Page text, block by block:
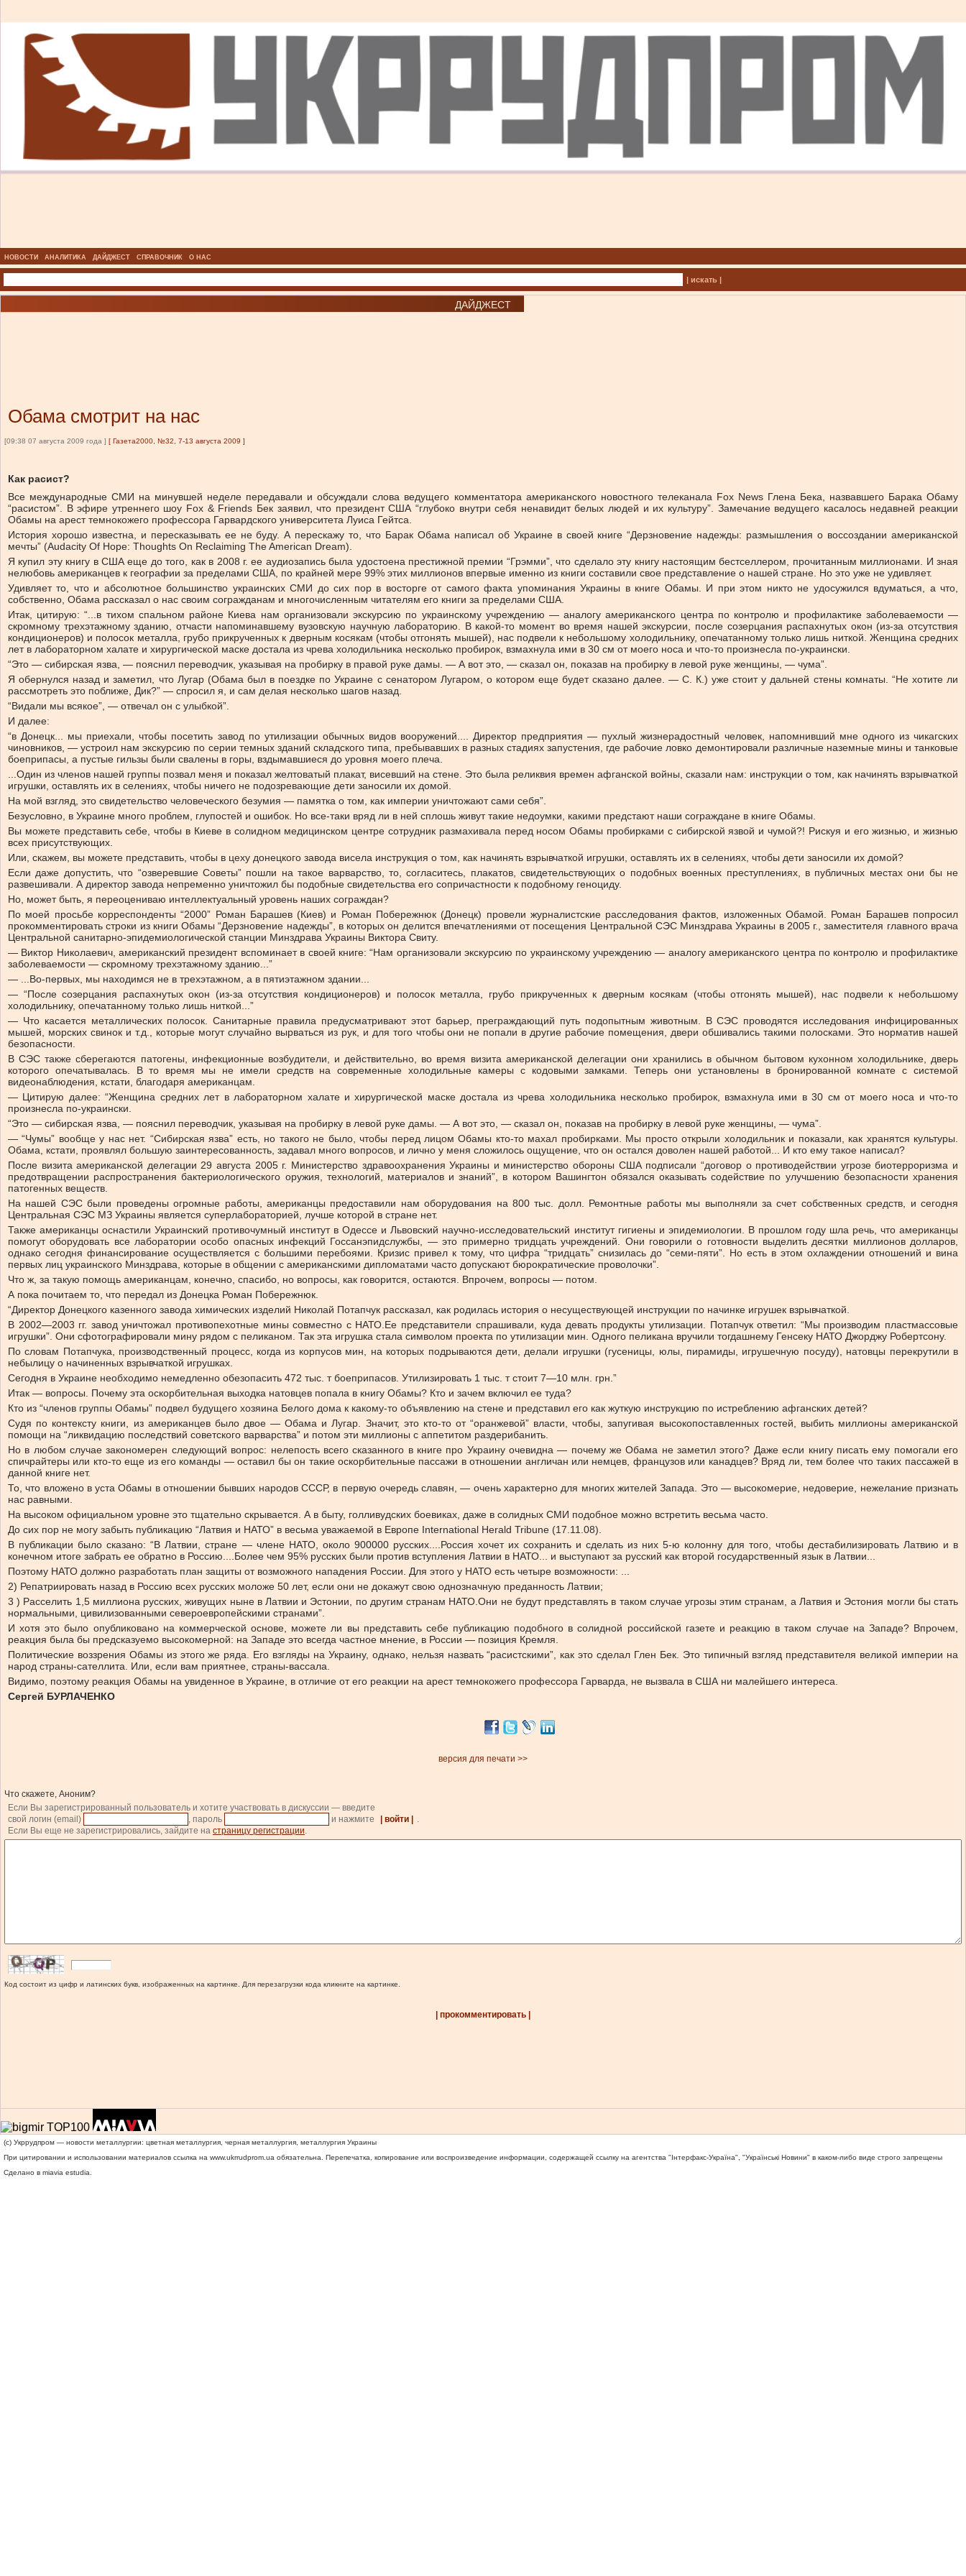
НОВОСТИ АНАЛИТИКА ДАЙДЖЕСТ СПРАВОЧНИК О НАС
| искать |
ДАЙДЖЕСТ
Обама смотрит на нас
[09:38 07 августа 2009 года ] [ Газета2000, №32, 7-13 августа 2009 ]
Как расист?
Все международные СМИ на минувшей неделе передавали и обсуждали слова ведущего комментатора американского новостного телеканала Fox News Глена Бека, назвавшего Барака Обаму
“расистом”. В эфире утреннего шоу Fox & Friends Бек заявил, что президент США “глубоко внутри себя ненавидит белых людей и их культуру”. Замечание ведущего касалось недавней реакции
Обамы на арест темнокожего профессора Гарвардского университета Луиса Гейтса.
История хорошо известна, и пересказывать ее не буду. А перескажу то, что Барак Обама написал об Украине в своей книге “Дерзновение надежды: размышления о воссоздании американской
мечты” (Audacity Of Hope: Thoughts On Reclaiming The American Dream).
Я купил эту книгу в США еще до того, как в 2008 г. ее аудиозапись была удостоена престижной премии “Грэмми”, что сделало эту книгу настоящим бестселлером, прочитанным миллионами. И зная
нелюбовь американцев к географии за пределами США, по крайней мере 99% этих миллионов впервые именно из книги составили свое представление о нашей стране. Но это уже не удивляет.
Удивляет то, что и абсолютное большинство украинских СМИ до сих пор в восторге от самого факта упоминания Украины в книге Обамы. И при этом никто не удосужился вдуматься, а что,
собственно, Обама рассказал о нас своим согражданам и многочисленным читателям его книги за пределами США.
Итак, цитирую: “...в тихом спальном районе Киева нам организовали экскурсию по украинскому учреждению — аналогу американского центра по контролю и профилактике заболеваемости —
скромному трехэтажному зданию, отчасти напоминавшему вузовскую научную лабораторию. В какой-то момент во время нашей экскурсии, после созерцания распахнутых окон (из-за отсутствия
кондиционеров) и полосок металла, грубо прикрученных к дверным косякам (чтобы отгонять мышей), нас подвели к небольшому холодильнику, опечатанному только лишь ниткой. Женщина средних
лет в лабораторном халате и хирургической маске достала из чрева холодильника несколько пробирок, взмахнула ими в 30 см от моего носа и что-то произнесла по-украински.
“Это — сибирская язва, — пояснил переводчик, указывая на пробирку в правой руке дамы. — А вот это, — сказал он, показав на пробирку в левой руке женщины, — чума”.
Я обернулся назад и заметил, что Лугар (Обама был в поездке по Украине с сенатором Лугаром, о котором еще будет сказано далее. — С. К.) уже стоит у дальней стены комнаты. “Не хотите ли
рассмотреть это поближе, Дик?” — спросил я, и сам делая несколько шагов назад.
“Видали мы всякое”, — отвечал он с улыбкой”.
И далее:
“в Донецк... мы приехали, чтобы посетить завод по утилизации обычных видов вооружений.... Директор предприятия — пухлый жизнерадостный человек, напомнивший мне одного из чикагских
чиновников, — устроил нам экскурсию по серии темных зданий складского типа, пребывавших в разных стадиях запустения, где рабочие ловко демонтировали различные наземные мины и танковые
боеприпасы, а пустые гильзы были свалены в горы, вздымавшиеся до уровня моего плеча.
...Один из членов нашей группы позвал меня и показал желтоватый плакат, висевший на стене. Это была реликвия времен афганской войны, сказали нам: инструкции о том, как начинять взрывчаткой
игрушки, оставлять их в селениях, чтобы ничего не подозревающие дети заносили их домой.
На мой взгляд, это свидетельство человеческого безумия — памятка о том, как империи уничтожают сами себя”.
Безусловно, в Украине много проблем, глупостей и ошибок. Но все-таки вряд ли в ней сплошь живут такие недоумки, какими предстают наши сограждане в книге Обамы.
Вы можете представить себе, чтобы в Киеве в солидном медицинском центре сотрудник размахивала перед носом Обамы пробирками с сибирской язвой и чумой?! Рискуя и его жизнью, и жизнью
всех присутствующих.
Или, скажем, вы можете представить, чтобы в цеху донецкого завода висела инструкция о том, как начинять взрывчаткой игрушки, оставлять их в селениях, чтобы дети заносили их домой?
Если даже допустить, что “озверевшие Советы” пошли на такое варварство, то, согласитесь, плакатов, свидетельствующих о подобных военных преступлениях, в публичных местах они бы не
развешивали. А директор завода непременно уничтожил бы подобные свидетельства его сопричастности к подобному геноциду.
Но, может быть, я переоцениваю интеллектуальный уровень наших сограждан?
По моей просьбе корреспонденты “2000” Роман Барашев (Киев) и Роман Побережнюк (Донецк) провели журналистские расследования фактов, изложенных Обамой. Роман Барашев попросил
прокомментировать строки из книги Обамы “Дерзновение надежды”, в которых он делится впечатлениями от посещения Центральной СЭС Минздрава Украины в 2005 г., заместителя главного врача
Центральной санитарно-эпидемиологической станции Минздрава Украины Виктора Свиту.
— Виктор Николаевич, американский президент вспоминает в своей книге: “Нам организовали экскурсию по украинскому учреждению — аналогу американского центра по контролю и профилактике
заболеваемости — скромному трехэтажному зданию...”
— ...Во-первых, мы находимся не в трехэтажном, а в пятиэтажном здании...
— “После созерцания распахнутых окон (из-за отсутствия кондиционеров) и полосок металла, грубо прикрученных к дверным косякам (чтобы отгонять мышей), нас подвели к небольшому
холодильнику, опечатанному только лишь ниткой...”
— Что касается металлических полосок. Санитарные правила предусматривают этот барьер, преграждающий путь подопытным животным. В СЭС проводятся исследования инфицированных
мышей, морских свинок и т.д., которые могут случайно вырваться из рук, и для того чтобы они не попали в другие рабочие помещения, двери обшивались такими полосками. Это норматив нашей
безопасности.
В СЭС также сберегаются патогены, инфекционные возбудители, и действительно, во время визита американской делегации они хранились в обычном бытовом кухонном холодильнике, дверь
которого опечатывалась. В то время мы не имели средств на современные холодильные камеры с кодовыми замками. Теперь они установлены в бронированной комнате с системой
видеонаблюдения, кстати, благодаря американцам.
— Цитирую далее: “Женщина средних лет в лабораторном халате и хирургической маске достала из чрева холодильника несколько пробирок, взмахнула ими в 30 см от моего носа и что-то
произнесла по-украински.
“Это — сибирская язва, — пояснил переводчик, указывая на пробирку в левой руке дамы. — А вот это, — сказал он, показав на пробирку в левой руке женщины, — чума”.
— “Чумы” вообще у нас нет. “Сибирская язва” есть, но такого не было, чтобы перед лицом Обамы кто-то махал пробирками. Мы просто открыли холодильник и показали, как хранятся культуры.
Обама, кстати, проявлял большую заинтересованность, задавал много вопросов, и лично у меня сложилось ощущение, что он остался доволен нашей работой... И кто ему такое написал?
После визита американской делегации 29 августа 2005 г. Министерство здравоохранения Украины и министерство обороны США подписали “договор о противодействии угрозе биотерроризма и
предотвращении распространения бактериологического оружия, технологий, материалов и знаний”, в котором Вашингтон обязался оказывать содействие по улучшению безопасности хранения
патогенных веществ.
На нашей СЭС были проведены огромные работы, американцы предоставили нам оборудования на 800 тыс. долл. Ремонтные работы мы выполняли за счет собственных средств, и сегодня
Центральная СЭС МЗ Украины является суперлабораторией, лучше которой в стране нет.
Также американцы оснастили Украинский противочумный институт в Одессе и Львовский научно-исследовательский институт гигиены и эпидемиологии. В прошлом году шла речь, что американцы
помогут оборудовать все лаборатории особо опасных инфекций Госсанэпидслужбы, — это примерно тридцать учреждений. Они говорили о готовности выделить десятки миллионов долларов,
однако сегодня финансирование осуществляется с большими перебоями. Кризис привел к тому, что цифра “тридцать” снизилась до “семи-пяти”. Но есть в этом охлаждении отношений и вина
первых лиц украинского Минздрава, которые в общении с американскими дипломатами часто допускают бюрократические проволочки”.
Что ж, за такую помощь американцам, конечно, спасибо, но вопросы, как говорится, остаются. Впрочем, вопросы — потом.
А пока почитаем то, что передал из Донецка Роман Побережнюк.
“Директор Донецкого казенного завода химических изделий Николай Потапчук рассказал, как родилась история о несуществующей инструкции по начинке игрушек взрывчаткой.
В 2002—2003 гг. завод уничтожал противопехотные мины совместно с НАТО.Ее представители спрашивали, куда девать продукты утилизации. Потапчук ответил: “Мы производим пластмассовые
игрушки”. Они сфотографировали мину рядом с пеликаном. Так эта игрушка стала символом проекта по утилизации мин. Одного пеликана вручили тогдашнему Генсеку НАТО Джорджу Робертсону.
По словам Потапчука, производственный процесс, когда из корпусов мин, на которых подрываются дети, делали игрушки (гусеницы, юлы, пирамиды, игрушечную посуду), натовцы перекрутили в
небылицу о начиненных взрывчаткой игрушках.
Сегодня в Украине необходимо немедленно обезопасить 472 тыс. т боеприпасов. Утилизировать 1 тыс. т стоит 7—10 млн. грн.”
Итак — вопросы. Почему эта оскорбительная выходка натовцев попала в книгу Обамы? Кто и зачем включил ее туда?
Кто из “членов группы Обамы” подвел будущего хозяина Белого дома к какому-то объявлению на стене и представил его как жуткую инструкцию по истреблению афганских детей?
Судя по контексту книги, из американцев было двое — Обама и Лугар. Значит, это кто-то от “оранжевой” власти, чтобы, запугивая высокопоставленных гостей, выбить миллионы американской
помощи на “ликвидацию последствий советского варварства” и потом эти миллионы с аппетитом раздерибанить.
Но в любом случае закономерен следующий вопрос: нелепость всего сказанного в книге про Украину очевидна — почему же Обама не заметил этого? Даже если книгу писать ему помогали его
спичрайтеры или кто-то еще из его команды — оставил бы он такие оскорбительные пассажи в отношении англичан или немцев, французов или канадцев? Вряд ли, тем более что таких пассажей в
данной книге нет.
То, что вложено в уста Обамы в отношении бывших народов СССР, в первую очередь славян, — очень характерно для многих жителей Запада. Это — высокомерие, недоверие, нежелание признать
нас равными.
На высоком официальном уровне это тщательно скрывается. А в быту, голливудских боевиках, даже в солидных СМИ подобное можно встретить весьма часто.
До сих пор не могу забыть публикацию “Латвия и НАТО” в весьма уважаемой в Европе International Herald Tribune (17.11.08).
В публикации было сказано: “В Латвии, стране — члене НАТО, около 900000 русских....Россия хочет их сохранить и сделать из них 5-ю колонну для того, чтобы дестабилизировать Латвию и в
конечном итоге забрать ее обратно в Россию....Более чем 95% русских были против вступления Латвии в НАТО... и выступают за русский как второй государственный язык в Латвии...
Поэтому НАТО должно разработать план защиты от возможного нападения России. Для этого у НАТО есть четыре возможности: ...
2) Репатриировать назад в Россию всех русских моложе 50 лет, если они не докажут свою однозначную преданность Латвии;
3 ) Расселить 1,5 миллиона русских, живущих ныне в Латвии и Эстонии, по другим странам НАТО.Они не будут представлять в таком случае угрозы этим странам, а Латвия и Эстония могли бы стать
нормальными, цивилизованными североевропейскими странами”.
И хотя это было опубликовано на коммерческой основе, можете ли вы представить себе публикацию подобного в солидной российской газете и реакцию в таком случае на Западе? Впрочем,
реакция была бы предсказуемо высокомерной: на Западе это всегда частное мнение, в России — позиция Кремля.
Политические воззрения Обамы из этого же ряда. Его взгляды на Украину, однако, нельзя назвать “расистскими”, как это сделал Глен Бек. Это типичный взгляд представителя великой империи на
народ страны-сателлита. Или, если вам приятнее, страны-вассала.
Видимо, поэтому реакция Обамы на увиденное в Украине, в отличие от его реакции на арест темнокожего профессора Гарварда, не вызвала в США ни малейшего интереса.
Сергей БУРЛАЧЕНКО
версия для печати >>
Что скажете, Аноним?
Если Вы зарегистрированный пользователь и хотите участвовать в дискуссии — введите
свой логин (email)
, пароль и нажмите | войти |
.
Если Вы еще не зарегистрировались, зайдите на страницу регистрации.
Код состоит из цифр и латинских букв, изображенных на картинке. Для перезагрузки кода кликните на картинке.
| прокомментировать |
(c) Укррудпром — новости металлургии: цветная металлургия, черная металлургия, металлургия Украины
При цитировании и использовании материалов ссылка на www.ukrrudprom.ua обязательна. Перепечатка, копирование или воспроизведение информации, содержащей ссылку на агентства "Iнтерфакс-Україна", "Українськi Новини" в каком-либо виде строго запрещены
Сделано в miavia estudia.